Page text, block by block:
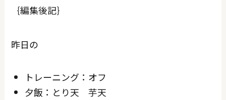
｛編集後記｝
昨日の
トレーニング：オフ
夕飯：とり天 芋天